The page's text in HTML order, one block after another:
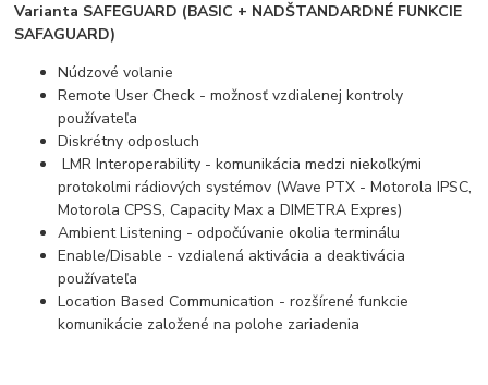
Varianta SAFEGUARD (BASIC + NADŠTANDARDNÉ FUNKCIE
SAFAGUARD)
Núdzové volanie
Remote User Check - možnosť vzdialenej kontroly
používateľa
Diskrétny odposluch
LMR Interoperability - komunikácia medzi niekoľkými
protokolmi rádiových systémov (Wave PTX - Motorola IPSC,
Motorola CPSS, Capacity Max a DIMETRA Expres)
Ambient Listening - odpočúvanie okolia terminálu
Enable/Disable - vzdialená aktivácia a deaktivácia
používateľa
Location Based Communication - rozšírené funkcie
komunikácie založené na polohe zariadenia